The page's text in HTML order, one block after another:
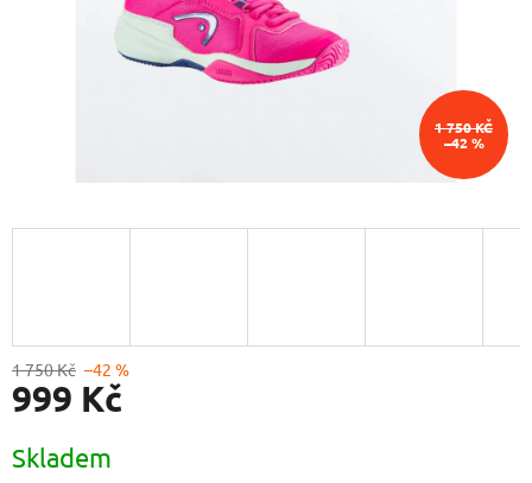
1 750 KČ
–42 %
1 750 Kč –42 %
999 Kč
cena:
Skladem